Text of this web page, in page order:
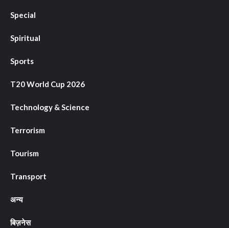
Special
Spiritual
Sports
T20 World Cup 2026
Technology & Science
Terrorism
Tourism
Transport
अन्य
बिज़नेस